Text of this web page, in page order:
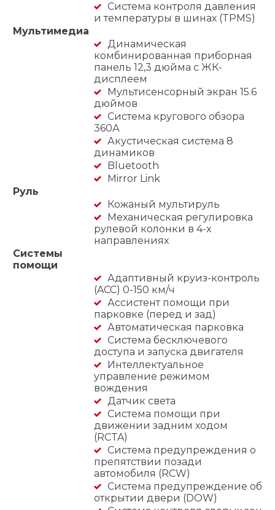
Система контроля давления
и температуры в шинах (TPMS)
Мультимедиа
Динамическая
комбинированная приборная
панель 12,3 дюйма с ЖК-
дисплеем
Мультисенсорный экран 15.6
дюймов
Система кругового обзора
360А
Акустическая система 8
динамиков
Bluetooth
Mirror Link
Руль
Кожаный мультируль
Механическая регулировка
рулевой колонки в 4-х
направлениях
Системы
помощи
Адаптивный круиз-контроль
(ACC) 0-150 км/ч
Ассистент помощи при
парковке (перед и зад)
Автоматическая парковка
Система бесключевого
доступа и запуска двигателя
Интеллектуальное
управление режимом
вождения
Датчик света
Система помощи при
движении задним ходом
(RCTA)
Система предупреждения о
препятствии позади
автомобиля (RCW)
Система предупреждение об
открытии двери (DOW)